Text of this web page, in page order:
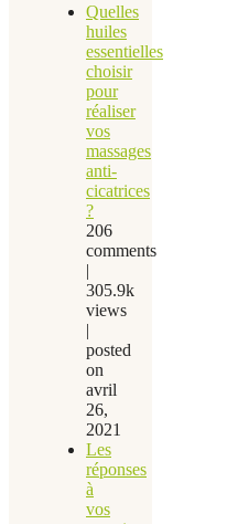
Quelles
huiles
essentielles
choisir
pour
réaliser
vos
massages
anti-
cicatrices
?
206
comments
|
305.9k
views
|
posted
on
avril
26,
2021
Les
réponses
à
vos